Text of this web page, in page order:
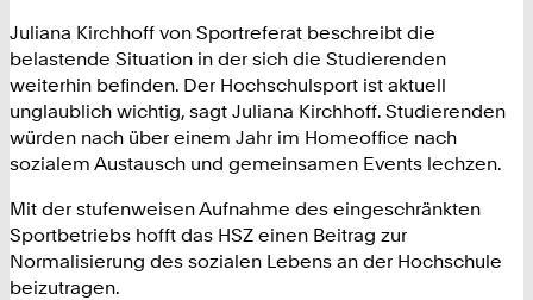
Juliana Kirchhoff von Sportreferat beschreibt die
belastende Situation in der sich die Studierenden
weiterhin befinden. Der Hochschulsport ist aktuell
unglaublich wichtig, sagt Juliana Kirchhoff. Studierenden
würden nach über einem Jahr im Homeoffice nach
sozialem Austausch und gemeinsamen Events lechzen.
Mit der stufenweisen Aufnahme des eingeschränkten
Sportbetriebs hofft das HSZ einen Beitrag zur
Normalisierung des sozialen Lebens an der Hochschule
beizutragen.